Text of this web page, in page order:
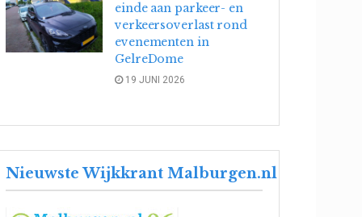
einde aan parkeer- en
verkeersoverlast rond
evenementen in
GelreDome
19 JUNI 2026
Nieuwste Wijkkrant Malburgen.nl